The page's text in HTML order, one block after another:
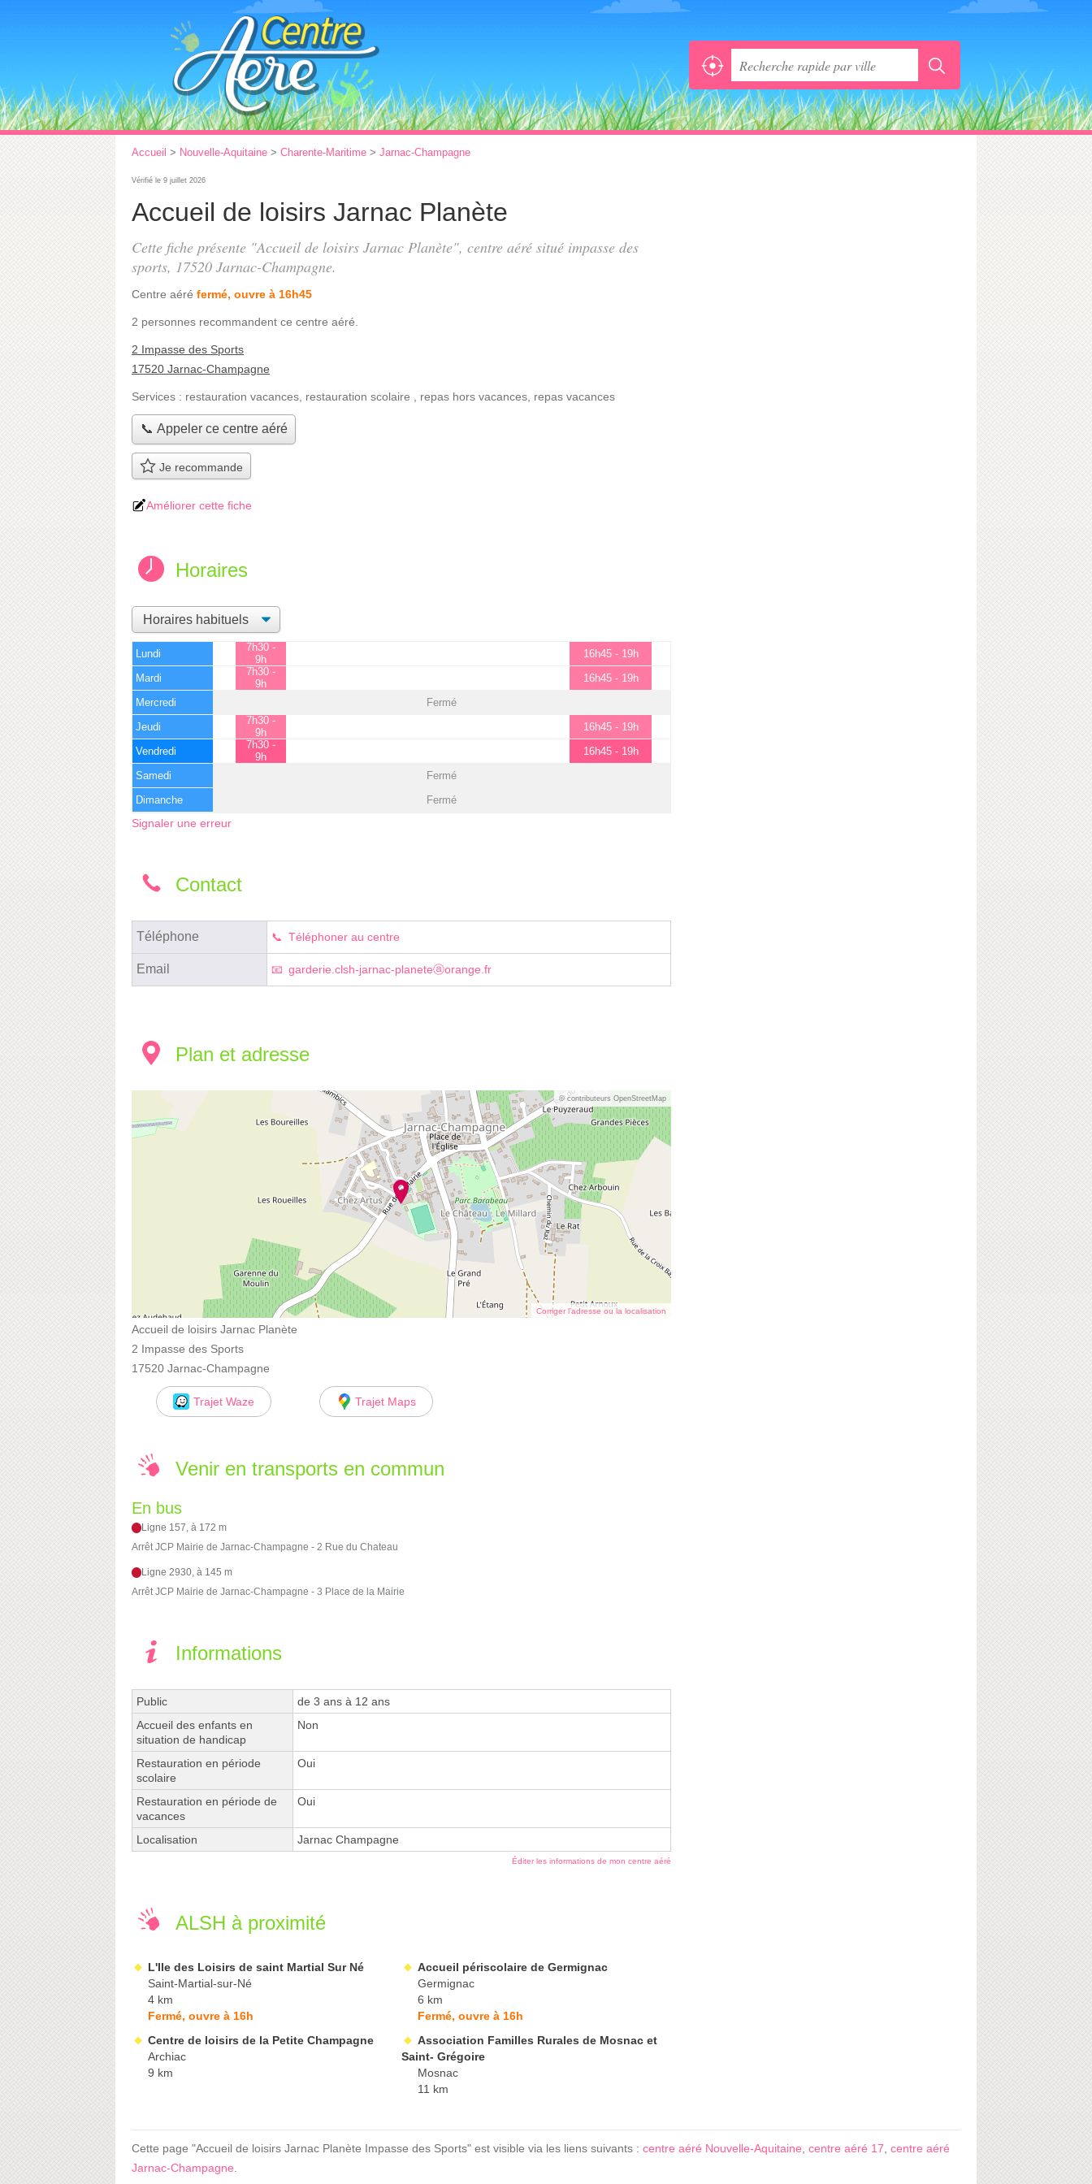
Accueil > Nouvelle-Aquitaine > Charente-Maritime > Jarnac-Champagne
Vérifié le 9 juillet 2026
Accueil de loisirs Jarnac Planète
Cette fiche présente "Accueil de loisirs Jarnac Planète", centre aéré situé impasse des
sports, 17520 Jarnac-Champagne.
Centre aéré fermé, ouvre à 16h45
2 personnes recommandent ce centre aéré.
2 Impasse des Sports
17520 Jarnac-Champagne
Services : restauration vacances restauration scolaire repas hors vacances repas vacances
📞 Appeler ce centre aéré
Je recommande
Améliorer cette fiche
Horaires
Lundi
7h30 -
9h
16h45 - 19h
Mardi
7h30 -
9h
16h45 - 19h
Mercredi Fermé
Jeudi
7h30 -
9h
16h45 - 19h
Vendredi
7h30 -
9h
16h45 - 19h
Samedi Fermé
Dimanche Fermé
Signaler une erreur
Contact
Téléphone Téléphoner au centre
Email garderie.clsh-jarnac-planeteⓐorange.fr
Plan et adresse
© contributeurs OpenStreetMap
Corriger l’adresse ou la localisation
Accueil de loisirs Jarnac Planète
2 Impasse des Sports
17520 Jarnac-Champagne
Trajet Waze Trajet Maps
Venir en transports en commun
En bus
Ligne 157, à 172 m
Arrêt JCP Mairie de Jarnac-Champagne - 2 Rue du Chateau
Ligne 2930, à 145 m
Arrêt JCP Mairie de Jarnac-Champagne - 3 Place de la Mairie
Informations
Public
de 3 ans à 12 ans
Accueil des enfants en
situation de handicap
Non
Restauration en période
scolaire
Oui
Restauration en période de
vacances
Oui
Localisation Jarnac Champagne
Éditer les informations de mon centre aéré
ALSH à proximité
L'Ile des Loisirs de saint Martial Sur Né
Saint-Martial-sur-Né
4 km
Fermé, ouvre à 16h
Accueil périscolaire de Germignac
Germignac
6 km
Fermé, ouvre à 16h
Centre de loisirs de la Petite Champagne
Archiac
9 km
Association Familles Rurales de Mosnac et
Saint- Grégoire
Mosnac
11 km
Cette page "Accueil de loisirs Jarnac Planète Impasse des Sports" est visible via les liens suivants : centre aéré Nouvelle-Aquitaine, centre aéré 17, centre aéré
Jarnac-Champagne.